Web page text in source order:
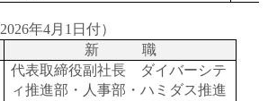
2026年4月 1 日付）
新 職
代表取締役副社長 ダイバーシテ
ィ推進部・人事部・ハミダス推進